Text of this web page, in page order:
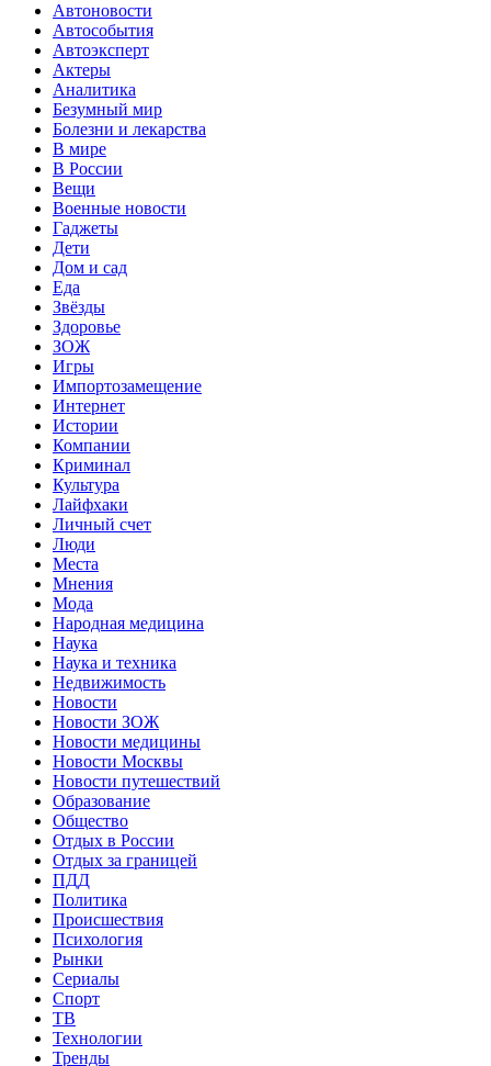
Автоновости
Автособытия
Автоэксперт
Актеры
Аналитика
Безумный мир
Болезни и лекарства
В мире
В России
Вещи
Военные новости
Гаджеты
Дети
Дом и сад
Еда
Звёзды
Здоровье
ЗОЖ
Игры
Импортозамещение
Интернет
Истории
Компании
Криминал
Культура
Лайфхаки
Личный счет
Люди
Места
Мнения
Мода
Народная медицина
Наука
Наука и техника
Недвижимость
Новости
Новости ЗОЖ
Новости медицины
Новости Москвы
Новости путешествий
Образование
Общество
Отдых в России
Отдых за границей
ПДД
Политика
Происшествия
Психология
Рынки
Сериалы
Спорт
ТВ
Технологии
Тренды